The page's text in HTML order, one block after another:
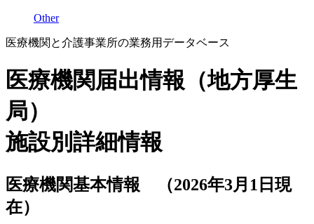
Other
医療機関と介護事業所の業務用データベース
医療機関届出情報（地方厚生
局）
施設別詳細情報
医療機関基本情報 （2026年3月1日現
在）